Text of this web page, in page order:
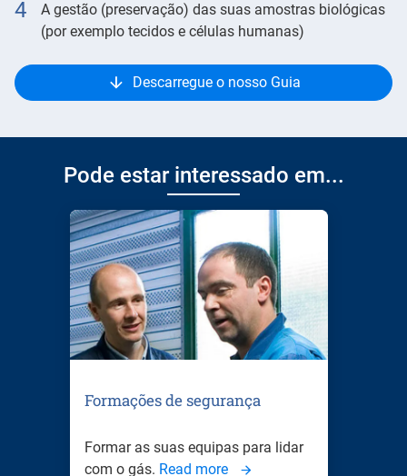
A gestão (preservação) das suas amostras biológicas
(por exemplo tecidos e células humanas)
Descarregue o nosso Guia
Pode estar interessado em...
Formações de segurança
Formar as suas equipas para lidar
com o gás. Read more